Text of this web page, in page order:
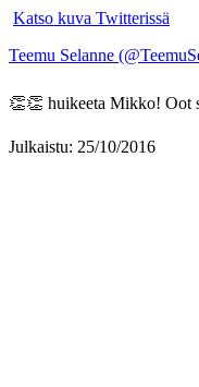
Katso kuva Twitterissä
Teemu Selanne
👏👏 huikeeta Mikko! Oot
Julkaistu: 25/10/2016